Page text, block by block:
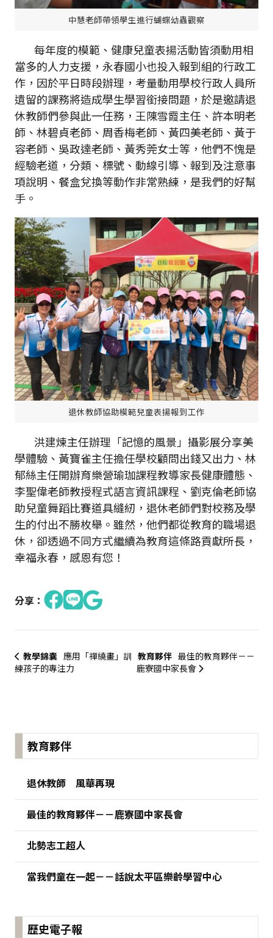
中慧老師帶領學生進行蝴蝶幼蟲觀察
每年度的模範、健康兒童表揚活動皆須動用相
當多的人力支援，永春國小也投入報到組的行政工
作，因於平日時段辦理，考量動用學校行政人員所
遺留的課務將造成學生學習銜接問題，於是邀請退
休教師們參與此一任務，王陳雪霞主任、許本明老
師、林碧貞老師、周香梅老師、黃四美老師、黃于
容老師、吳政達老師、黃秀莞女士等，他們不愧是
經驗老道，分類、標號、動線引導、報到及注意事
項說明、餐盒兌換等動作非常熟練，是我們的好幫
手。
退休教師協助模範兒童表揚報到工作
洪建煉主任辦理「記憶的風景」攝影展分享美
學體驗、黃寶雀主任擔任學校顧問出錢又出力、林
郁絲主任開辦育樂營瑜珈課程教導家長健康體態、
李聖偉老師教授程式語言資訊課程、劉克倫老師協
助兒童舞蹈比賽道具縫紉，退休老師們對校務及學
生的付出不勝枚舉。雖然，他們都從教育的職場退
休，卻透過不同方式繼續為教育這條路貢獻所長，
幸福永春，感恩有您！
分享：
教學錦囊 應用「禪繞畫」訓
練孩子的專注力
教育夥伴 最佳的教育夥伴－－
鹿寮國中家長會
:::教育夥伴
退休教師 風華再現
最佳的教育夥伴－－鹿寮國中家長會
北勢志工超人
當我們童在一起－－話說太平區樂齡學習中心
歷史電子報